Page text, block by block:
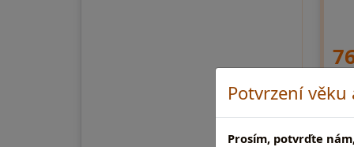
Potvrzení
Prosím, potvrďte